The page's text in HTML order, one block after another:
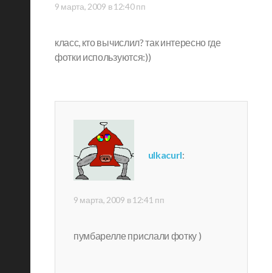
9 марта, 2009 в 12:40 пп
класс, кто вычислил? так интересно где
фотки используются:))
ulkacurl:
9 марта, 2009 в 12:41 пп
пумбарелле прислали фотку )